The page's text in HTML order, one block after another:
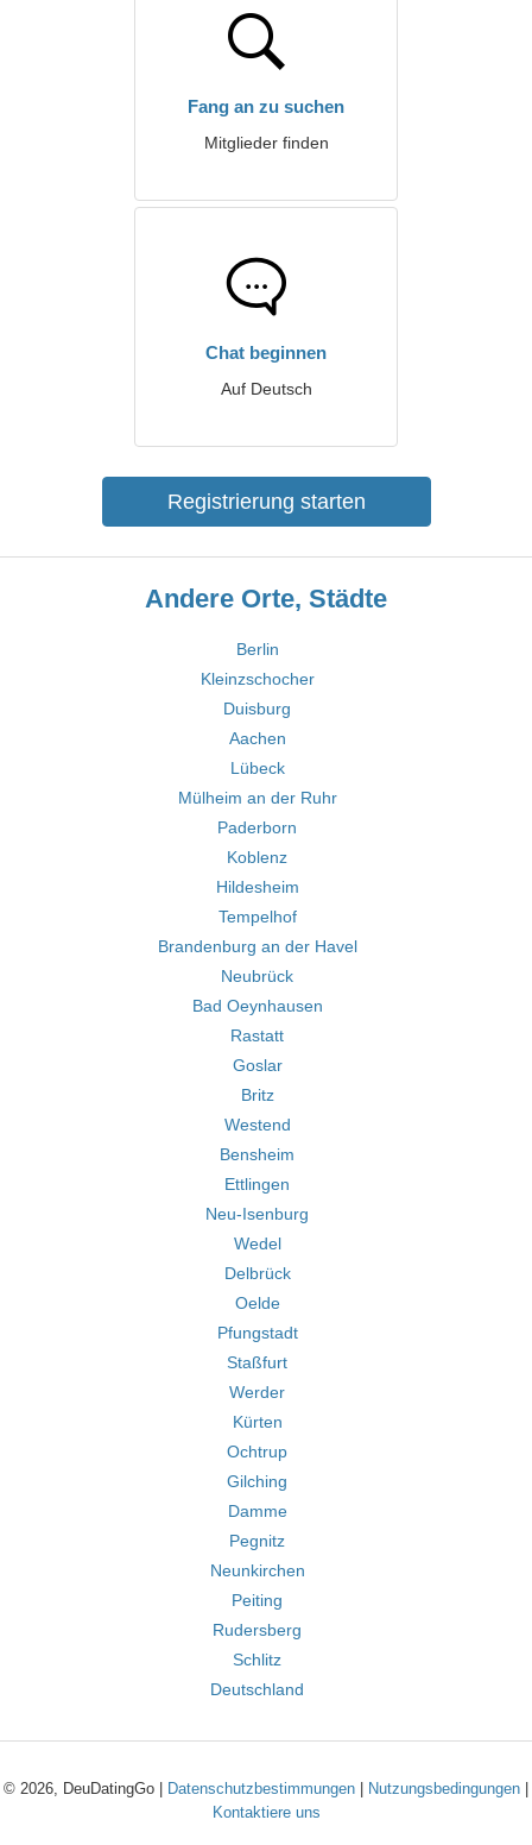
Fang an zu suchen
Mitglieder finden
Chat beginnen
Auf Deutsch
Registrierung starten
Andere Orte, Städte
Berlin
Kleinzschocher
Duisburg
Aachen
Lübeck
Mülheim an der Ruhr
Paderborn
Koblenz
Hildesheim
Tempelhof
Brandenburg an der Havel
Neubrück
Bad Oeynhausen
Rastatt
Goslar
Britz
Westend
Bensheim
Ettlingen
Neu-Isenburg
Wedel
Delbrück
Oelde
Pfungstadt
Staßfurt
Werder
Kürten
Ochtrup
Gilching
Damme
Pegnitz
Neunkirchen
Peiting
Rudersberg
Schlitz
Deutschland
© 2026, DeuDatingGo | Datenschutzbestimmungen Nutzungsbedingungen
Kontaktiere uns